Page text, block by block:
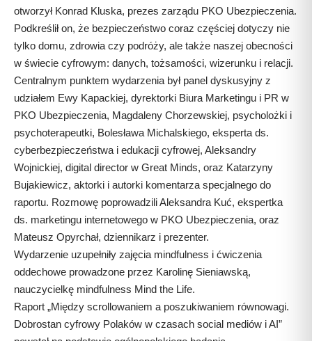
otworzył Konrad Kluska, prezes zarządu PKO Ubezpieczenia.
Podkreślił on, że bezpieczeństwo coraz częściej dotyczy nie
tylko domu, zdrowia czy podróży, ale także naszej obecności
w świecie cyfrowym: danych, tożsamości, wizerunku i relacji.
Centralnym punktem wydarzenia był panel dyskusyjny z
udziałem Ewy Kapackiej, dyrektorki Biura Marketingu i PR w
PKO Ubezpieczenia, Magdaleny Chorzewskiej, psycholożki i
psychoterapeutki, Bolesława Michalskiego, eksperta ds.
cyberbezpieczeństwa i edukacji cyfrowej, Aleksandry
Wojnickiej, digital director w Great Minds, oraz Katarzyny
Bujakiewicz, aktorki i autorki komentarza specjalnego do
raportu. Rozmowę poprowadzili Aleksandra Kuć, ekspertka
ds. marketingu internetowego w PKO Ubezpieczenia, oraz
Mateusz Opyrchał, dziennikarz i prezenter.
Wydarzenie uzupełniły zajęcia mindfulness i ćwiczenia
oddechowe prowadzone przez Karolinę Sieniawską,
nauczycielkę mindfulness Mind the Life.
Raport „Między scrollowaniem a poszukiwaniem równowagi.
Dobrostan cyfrowy Polaków w czasach social mediów i AI”